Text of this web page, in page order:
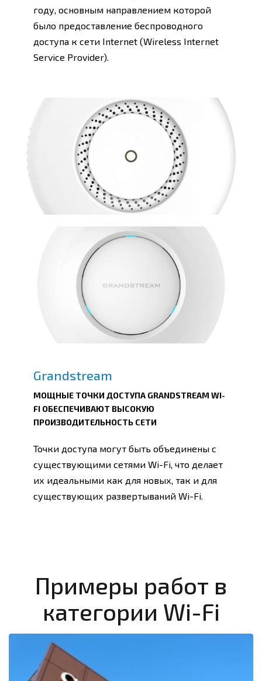
году, основным направлением которой
было предоставление беспроводного
доступа к сети Internet (Wireless Internet
Service Provider).
Grandstream
МОЩНЫЕ ТОЧКИ ДОСТУПА GRANDSTREAM WI-
FI ОБЕСПЕЧИВАЮТ ВЫСОКУЮ
ПРОИЗВОДИТЕЛЬНОСТЬ СЕТИ
Точки доступа могут быть объединены с
существующими сетями Wi-Fi, что делает
их идеальными как для новых, так и для
существующих развертываний Wi-Fi.
Примеры работ в
категории Wi-Fi